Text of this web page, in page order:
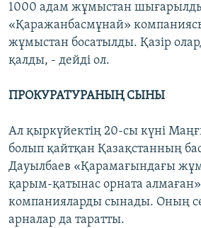
1000 адам жұмыстан
«Қаражанбасмұнай»
жұмыстан босатылды. Қазір
қалды, - дейді ол.
ПРОКУРАТУРАНЫҢ СЫНЫ
Ал қыркүйектің 20-сы күні
болып қайтқан Қазақстанның
Дауылбаев «Қарамағындағы
қарым-қатынас орната
компанияларды сынады. Оның
арналар да таратты.